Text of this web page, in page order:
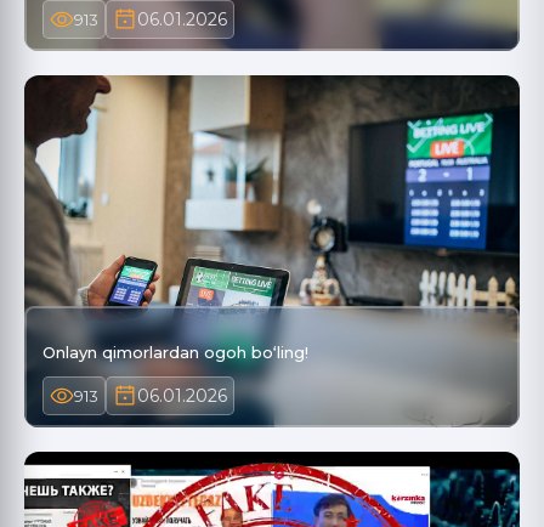
913 06.01.2026
Onlayn qimorlardan ogoh bo‘ling!
913 06.01.2026